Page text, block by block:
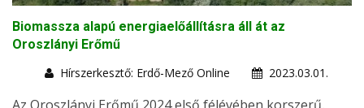
Biomassza alapú energiaelőállításra áll át az
Oroszlányi Erőmű
Hírszerkesztő: Erdő-Mező Online
2023.03.01.